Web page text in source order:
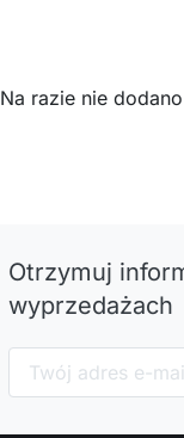
Na razie nie
Otrzymuj
wyprzedażach